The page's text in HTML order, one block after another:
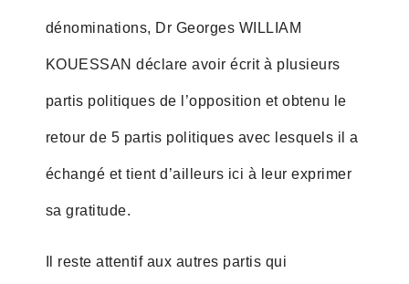
dénominations, Dr Georges WILLIAM
KOUESSAN déclare avoir écrit à plusieurs
partis politiques de l’opposition et obtenu le
retour de 5 partis politiques avec lesquels il a
échangé et tient d’ailleurs ici à leur exprimer
sa gratitude.
Il reste attentif aux autres partis qui